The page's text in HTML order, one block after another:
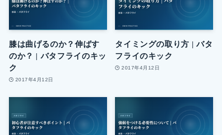
膝は曲げるのか？伸ばす
のか？ | バタフライのキッ
ク
2017年4月12日
タイミングの取り方 | バタ
フライのキック
2017年4月12日